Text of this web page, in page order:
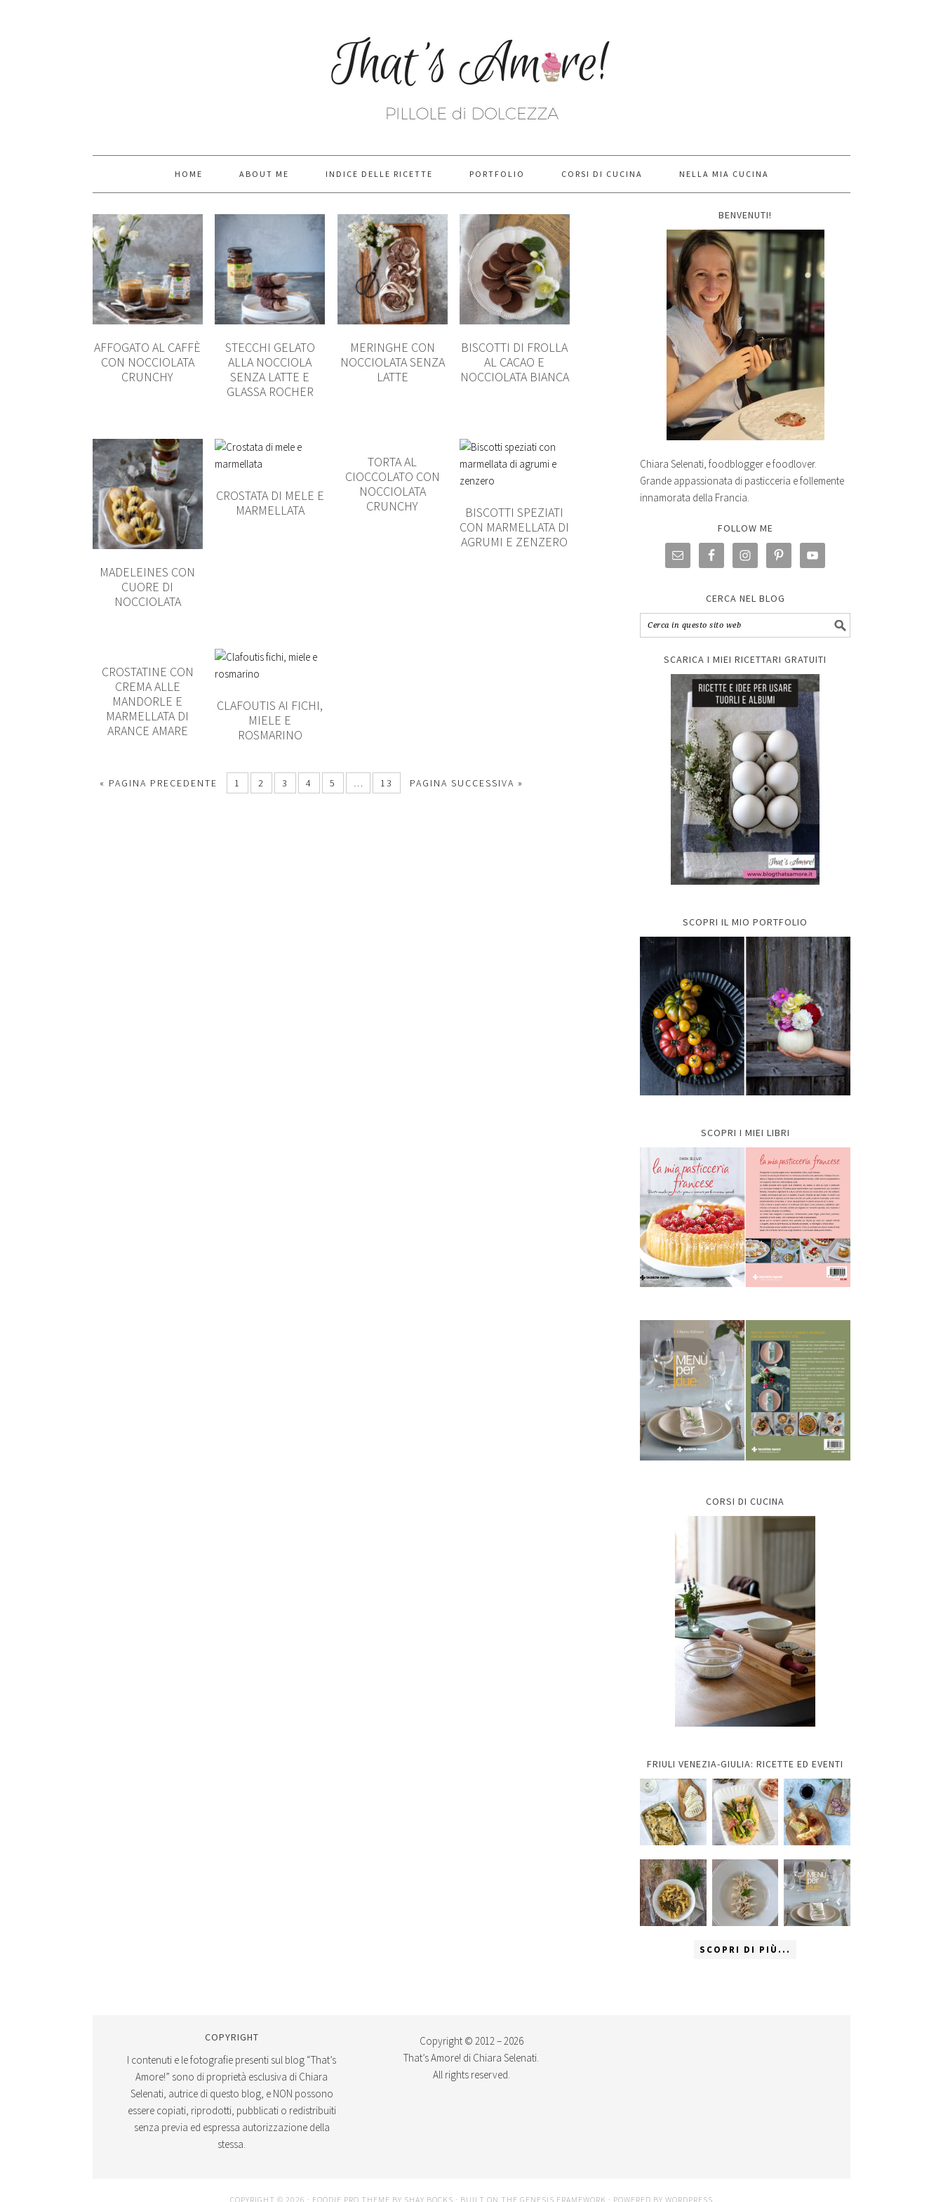
HOME ABOUT ME INDICE DELLE RICETTE PORTFOLIO CORSI DI CUCINA NELLA MIA CUCINA
AFFOGATO AL CAFFÈ
CON NOCCIOLATA
CRUNCHY
STECCHI GELATO
ALLA NOCCIOLA
SENZA LATTE E
GLASSA ROCHER
MERINGHE CON
NOCCIOLATA SENZA
LATTE
BISCOTTI DI FROLLA
AL CACAO E
NOCCIOLATA BIANCA
MADELEINES CON
CUORE DI
NOCCIOLATA
CROSTATA DI MELE E
MARMELLATA
TORTA AL
CIOCCOLATO CON
NOCCIOLATA
CRUNCHY
BISCOTTI SPEZIATI
CON MARMELLATA DI
AGRUMI E ZENZERO
CROSTATINE CON
CREMA ALLE
MANDORLE E
MARMELLATA DI
ARANCE AMARE
CLAFOUTIS AI FICHI,
MIELE E
ROSMARINO
« PAGINA PRECEDENTE 1 2 3 4 5 … 13 PAGINA SUCCESSIVA »
BENVENUTI!
Chiara Selenati, foodblogger e foodlover.
Grande appassionata di pasticceria e follemente
innamorata della Francia.
FOLLOW ME
CERCA NEL BLOG
SCARICA I MIEI RICETTARI GRATUITI
SCOPRI IL MIO PORTFOLIO
SCOPRI I MIEI LIBRI
CORSI DI CUCINA
FRIULI VENEZIA-GIULIA: RICETTE ED EVENTI
SCOPRI DI PIÙ...
COPYRIGHT
I contenuti e le fotografie presenti sul blog “That’s
Amore!” sono di proprietà esclusiva di Chiara
Selenati, autrice di questo blog, e NON possono
essere copiati, riprodotti, pubblicati o redistribuiti
senza previa ed espressa autorizzazione della
stessa.
Copyright © 2012 – 2026
That’s Amore! di Chiara Selenati.
All rights reserved.
COPYRIGHT © 2026 · FOODIE PRO THEME BY SHAY BOCKS · BUILT ON THE GENESIS FRAMEWORK · POWERED BY WORDPRESS